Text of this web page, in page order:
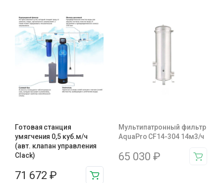
Готовая станция
умягчения 0,5 куб.м/ч
(авт. клапан управления
Clack)
71 672 ₽
Мультипатронный фильтр
AquaPro CF14-304 14м3/ч
65 030 ₽